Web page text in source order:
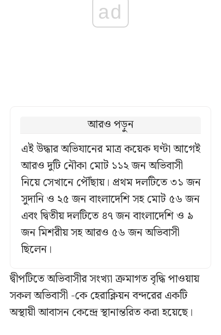
ad
আরও পড়ুন
এই উদ্ধার অভিযানের মাত্র কয়েক ঘণ্টা আগেই
আরও দুটি নৌকা মোট ১১২ জন অভিবাসী
নিয়ে সেখানে পৌঁছায়। প্রথম দলটিতে ৩১ জন
সুদানি ও ২৫ জন বাংলাদেশি সহ মোট ৫৬ জন
এবং দ্বিতীয় দলটিতে ৪৭ জন বাংলাদেশি ও ৯
জন মিশরীয় সহ আরও ৫৬ জন অভিবাসী
ছিলেন।
দ্বীপটিতে অভিবাসীর সংখ্যা ক্রমাগত বৃদ্ধি পাওয়ায়
সকল অভিবাসী -কে হেরাক্লিয়ন বন্দরের একটি
অস্থায়ী আবাসন কেন্দ্রে স্থানান্তরিত করা হয়েছে।